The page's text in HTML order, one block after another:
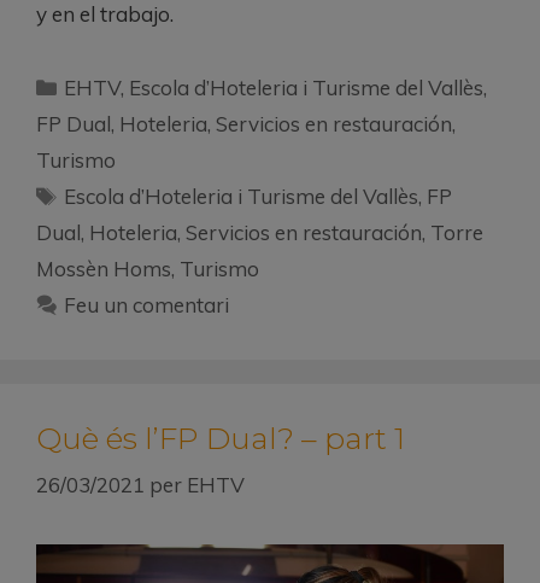
y en el trabajo.
EHTV, Escola d’Hoteleria i Turisme del Vallès,
FP Dual, Hoteleria, Servicios en restauración,
Turismo
Escola d’Hoteleria i Turisme del Vallès, FP
Dual, Hoteleria, Servicios en restauración, Torre
Mossèn Homs, Turismo
Feu un comentari
Què és l’FP Dual? – part 1
26/03/2021 per EHTV